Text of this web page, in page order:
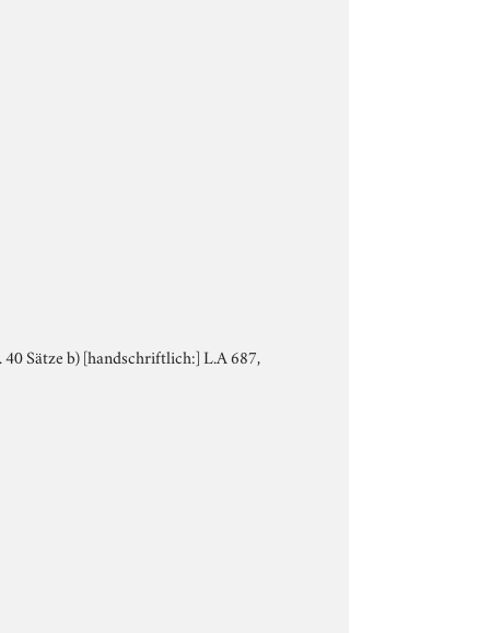
Sätze b) [handschriftlich:] L.A 687,